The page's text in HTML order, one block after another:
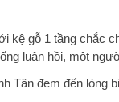
kệ gỗ 1 tầng chắc
luân hồi, một
Tân đem đến lòng